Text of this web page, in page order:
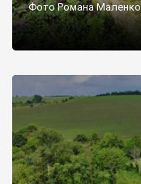
Фото Романа